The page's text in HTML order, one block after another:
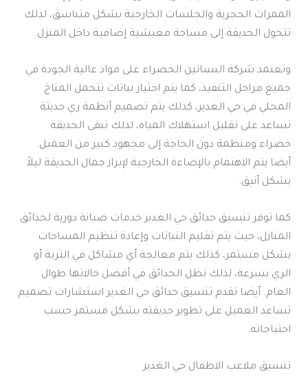
الممرات الحجرية والجلسات الخارجية بشكل متناسق، لذلك
تتحول الحديقة إلى مساحة معيشية إضافية داخل المنزل.
وتعتمد شركة البساتين الخضراء على مواد عالية الجودة في
جميع مراحل التنفيذ، كما يتم اختيار نباتات تتحمل المناخ
المحلي في حي الغدير، كذلك يتم تصميم أنظمة ري حديثة
تساعد على تقليل استهلاك المياه، لذلك تبقى الحديقة
خضراء ومنظمة دون الحاجة إلى مجهود كبير من العميل.
أيضا يتم الاهتمام بالإضاءة الخارجية لإبراز جمال الحديقة ليلاً
بشكل أنيق.
كما توفر تنسيق حدائق حي الغدير خدمات صيانة دورية لحدائق
المنازل، حيث يتم تقليم النباتات وإعادة تنظيم المساحات
بشكل مستمر، كذلك يتم معالجة أي مشاكل في التربة أو
الري بسرعة، لذلك تظل الحدائق في أفضل حالاتها طوال
العام. أيضا تقدم تنسيق حدائق حي الغدير استشارات تصميم
تساعد العميل على تطوير حديقته بشكل مستمر حسب
احتياجاته.
تنسيق ملاعب الاطفال حي الغدير